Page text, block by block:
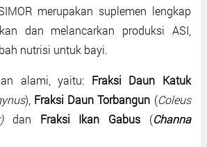
merupakan suplemen lengkap
dan melancarkan produksi ASI,
nutrisi untuk bayi.
alami, yaitu: Fraksi Daun Katuk
), Fraksi Daun Torbangun (Coleus
dan Fraksi Ikan Gabus (Channa